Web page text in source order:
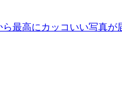
最高にカッコいい写真が